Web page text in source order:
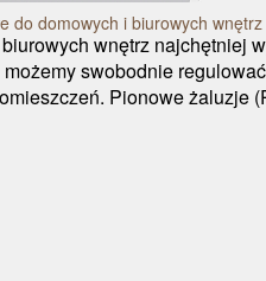
do domowych i biurowych wnętrz
wnętrz najchętniej
swobodnie
Pionowe żaluzje